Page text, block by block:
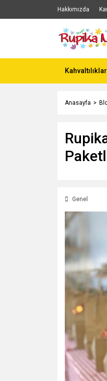
Hakkımızda
Kahvaltılıklar
Anasayfa
Genel